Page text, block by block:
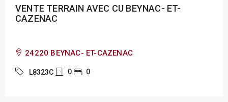
VENTE TERRAIN AVEC CU BEYNAC- ET-
CAZENAC
24220 BEYNAC- ET-CAZENAC
L8323C 0 0